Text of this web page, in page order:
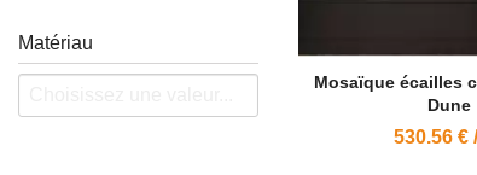
Matériau
Mosaïque écailles
Dune
530.56 €